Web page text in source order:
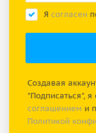
Я согласен
Создавая
"Подписаться",
соглашением и
Политикой